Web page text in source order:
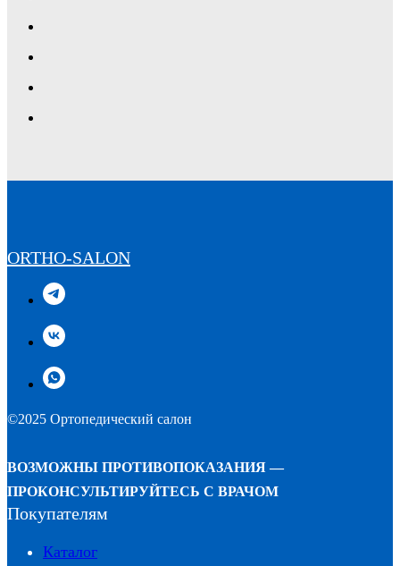
ORTHO-SALON
©2025 Ортопедический салон
ВОЗМОЖНЫ ПРОТИВОПОКАЗАНИЯ —
ПРОКОНСУЛЬТИРУЙТЕСЬ С ВРАЧОМ
Покупателям
Каталог